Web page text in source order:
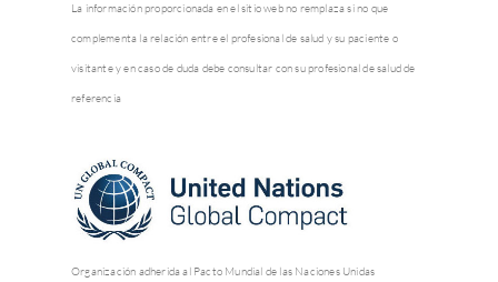
La información proporcionada en el sitio web no remplaza si no que
complementa la relación entre el profesional de salud y su paciente o
visitante y en caso de duda debe consultar con su profesional de salud de
referencia
Organización adherida al Pacto Mundial de las Naciones Unidas